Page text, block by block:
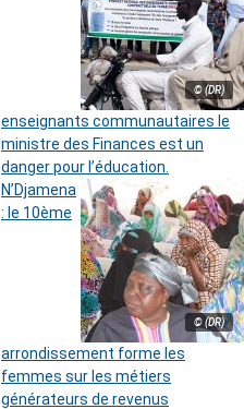
© (DR)
enseignants communautaires le
ministre des Finances est un
danger pour l’éducation.
© (DR)
N’Djamena
: le 10ème
arrondissement forme les
femmes sur les métiers
générateurs de revenus